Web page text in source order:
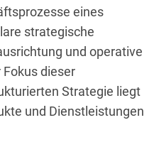
eines
strategische
und operative
Fokus dieser
Strategie liegt
und Dienstleistungen